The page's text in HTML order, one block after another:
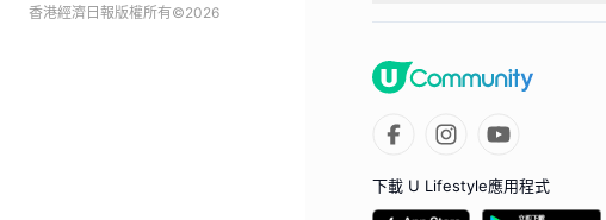
香港經濟日報版權所有©2026
下載 U Lifestyle應用程式